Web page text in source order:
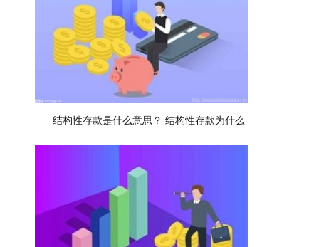
结构性存款是什么意思？ 结构性存款为什么